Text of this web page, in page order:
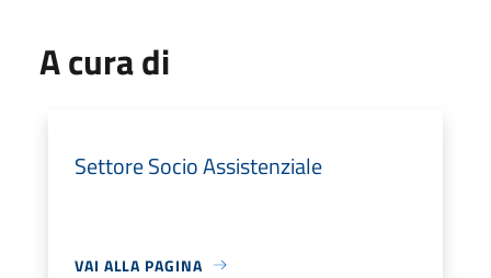
A cura di
Settore Socio Assistenziale
VAI ALLA PAGINA